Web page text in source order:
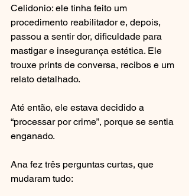
Celidonio: ele tinha feito um
procedimento reabilitador e, depois,
passou a sentir dor, dificuldade para
mastigar e insegurança estética. Ele
trouxe prints de conversa, recibos e um
relato detalhado.
Até então, ele estava decidido a
“processar por crime”, porque se sentia
enganado.
Ana fez três perguntas curtas, que
mudaram tudo: